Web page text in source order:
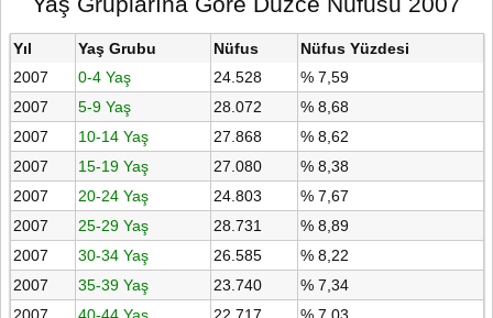
Yıl Yaş Grubu Nüfus
Nüfus Yüzdesi
2007
0-4 Yaş 24.528
% 7,59
2007
5-9 Yaş 28.072
% 8,68
2007
10-14 Yaş 27.868
% 8,62
2007
15-19 Yaş 27.080
% 8,38
2007
20-24 Yaş 24.803
% 7,67
2007
25-29 Yaş 28.731
% 8,89
2007
30-34 Yaş 26.585
% 8,22
2007
35-39 Yaş 23.740
% 7,34